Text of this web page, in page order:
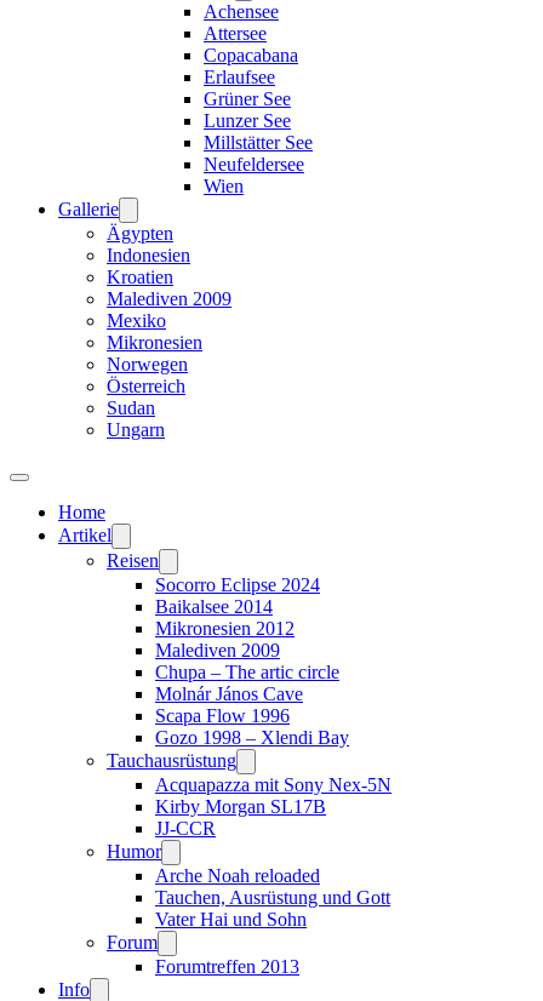
Achensee
Attersee
Copacabana
Erlaufsee
Grüner See
Lunzer See
Millstätter See
Neufeldersee
Wien
Gallerie
Ägypten
Indonesien
Kroatien
Malediven 2009
Mexiko
Mikronesien
Norwegen
Österreich
Sudan
Ungarn
Home
Artikel
Reisen
Socorro Eclipse 2024
Baikalsee 2014
Mikronesien 2012
Malediven 2009
Chupa – The artic circle
Molnár János Cave
Scapa Flow 1996
Gozo 1998 – Xlendi Bay
Tauchausrüstung
Acquapazza mit Sony Nex-5N
Kirby Morgan SL17B
JJ-CCR
Humor
Arche Noah reloaded
Tauchen, Ausrüstung und Gott
Vater Hai und Sohn
Forum
Forumtreffen 2013
Info